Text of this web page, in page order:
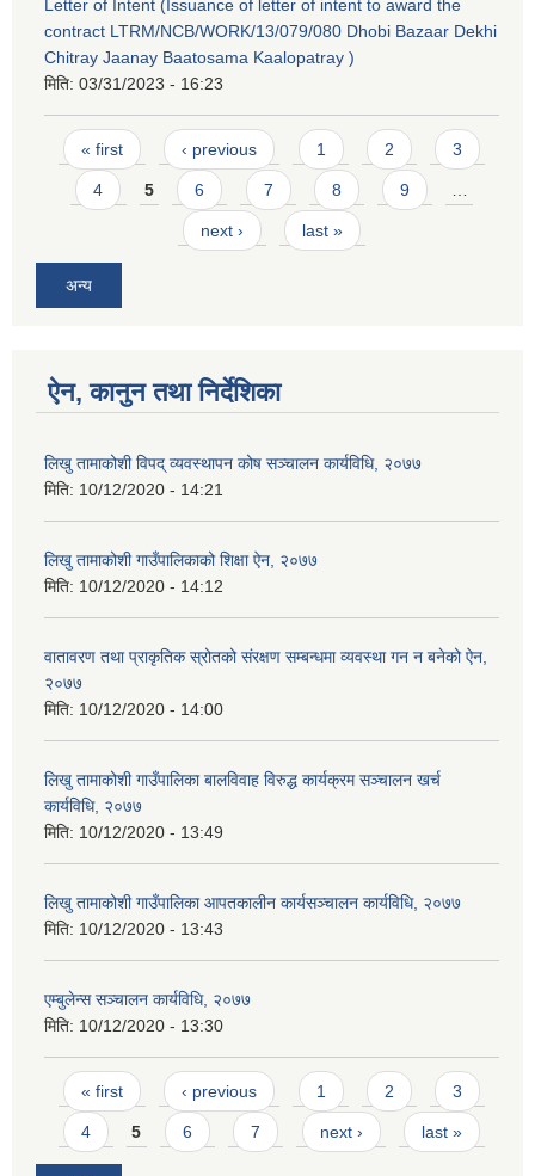
Letter of Intent (Issuance of letter of intent to award the
contract LTRM/NCB/WORK/13/079/080 Dhobi Bazaar Dekhi
Chitray Jaanay Baatosama Kaalopatray )
मिति: 03/31/2023 - 16:23
Pages
« first ‹ previous 1 2 3
4 5 6 7 8 9
next › last »
अन्य
ऐन, कानुन तथा निर्देशिका
लिखु तामाकोशी विपद् व्यवस्थापन कोष सञ्चालन कार्यविधि, २०७७
मिति: 10/12/2020 - 14:21
लिखु तामाकोशी गाउँपालिकाको शिक्षा ऐन, २०७७
मिति: 10/12/2020 - 14:12
वातावरण तथा प्राकृतिक स्रोतको संरक्षण सम्बन्धमा व्यवस्था गन न बनेको ऐन,
२०७७
मिति: 10/12/2020 - 14:00
लिखु तामाकोशी गाउँपालिका बालविवाह विरुद्ध कार्यक्रम सञ्चालन खर्च
कार्यविधि, २०७७
मिति: 10/12/2020 - 13:49
लिखु तामाकोशी गाउँपालिका आपतकालीन कार्यसञ्चालन कार्यविधि, २०७७
मिति: 10/12/2020 - 13:43
एम्बुलेन्स सञ्चालन कार्यविधि, २०७७
मिति: 10/12/2020 - 13:30
Pages
« first ‹ previous 1 2 3
4 5 6 7 next › last »